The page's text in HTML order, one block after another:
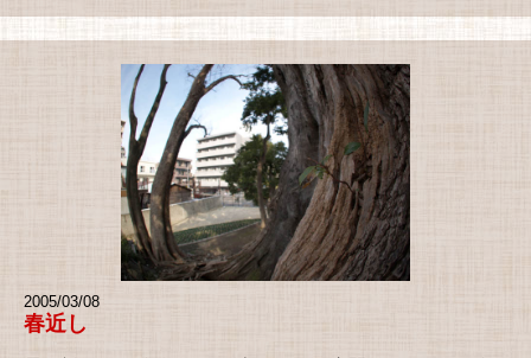
2005/03/08
春近し